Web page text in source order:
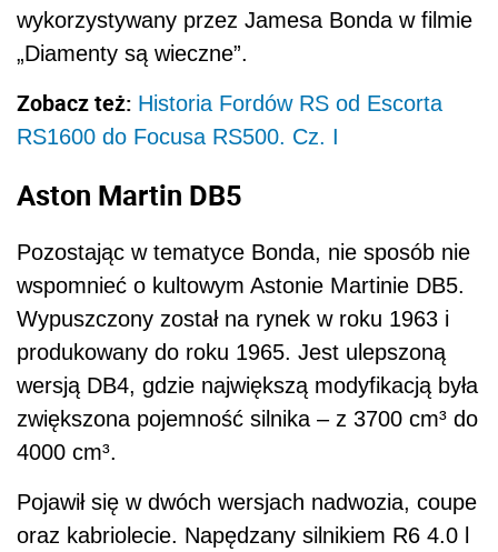
wykorzystywany przez Jamesa Bonda w filmie
„Diamenty są wieczne”.
Zobacz też: Historia Fordów RS od Escorta
RS1600 do Focusa RS500. Cz. I
Aston Martin DB5
Pozostając w tematyce Bonda, nie sposób nie
wspomnieć o kultowym Astonie Martinie DB5.
Wypuszczony został na rynek w roku 1963 i
produkowany do roku 1965. Jest ulepszoną
wersją DB4, gdzie największą modyfikacją była
zwiększona pojemność silnika – z 3700 cm³ do
4000 cm³.
Pojawił się w dwóch wersjach nadwozia, coupe
oraz kabriolecie. Napędzany silnikiem R6 4.0 l